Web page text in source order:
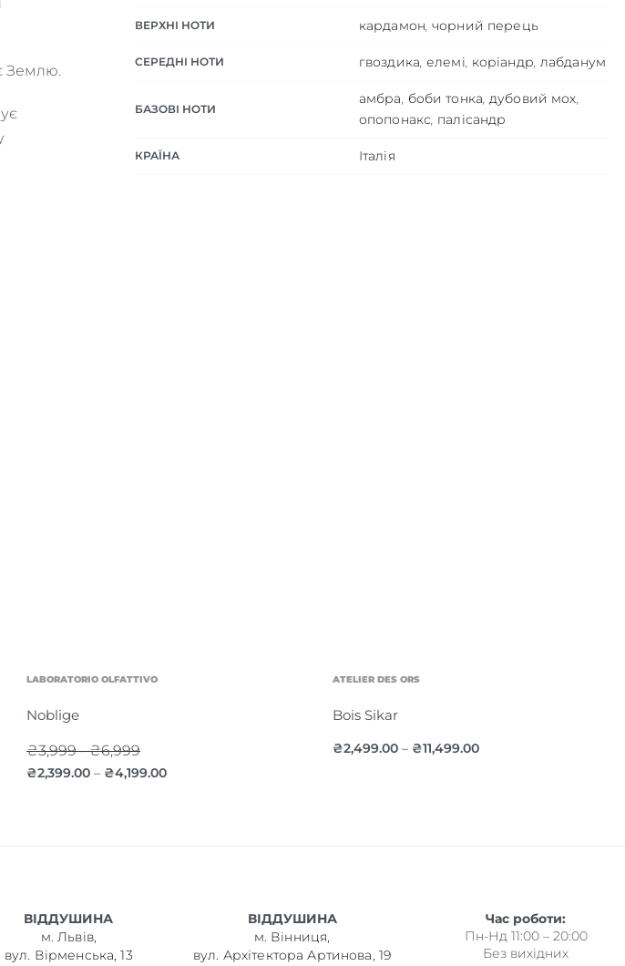
Землю.
ВЕРХНІ НОТИ кардамон чорний перець
СЕРЕДНІ НОТИ гвоздика елемі коріандр лабданум
БАЗОВІ НОТИ
амбра боби тонка дубовий мох
опопонакс палісандр
КРАЇНА Італія
LABORATORIO OLFATTIVO
Noblige
₴3,999 - ₴6,999
₴2,399.00 – ₴4,199.00
ATELIER DES ORS
Bois Sikar
₴2,499.00 – ₴11,499.00
ВІДДУШИНА
м. Львів,
вул. Вірменська, 13
ВІДДУШИНА
м. Вінниця,
вул. Архітектора Артинова, 19
Час роботи:
Пн-Нд 11:00 – 20:00
Без вихідних